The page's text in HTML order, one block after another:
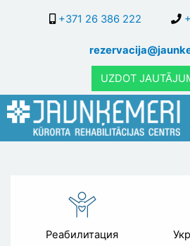
+371 26 386 222
UZDOT
Реабилитация